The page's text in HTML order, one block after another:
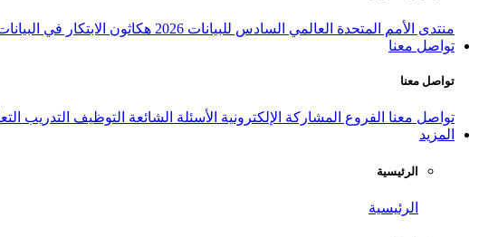
منتدى الأمم المتحدة العالمي السادس للبيانات 2026 هكاثون الابتكار في
تواصل معنا
تواصل معنا
تواصل معنا الفروع المشاركة الإلكترونية الأسئلة الشائعة التوظيف التدريب
المزيد
الرئيسية
الرئيسية